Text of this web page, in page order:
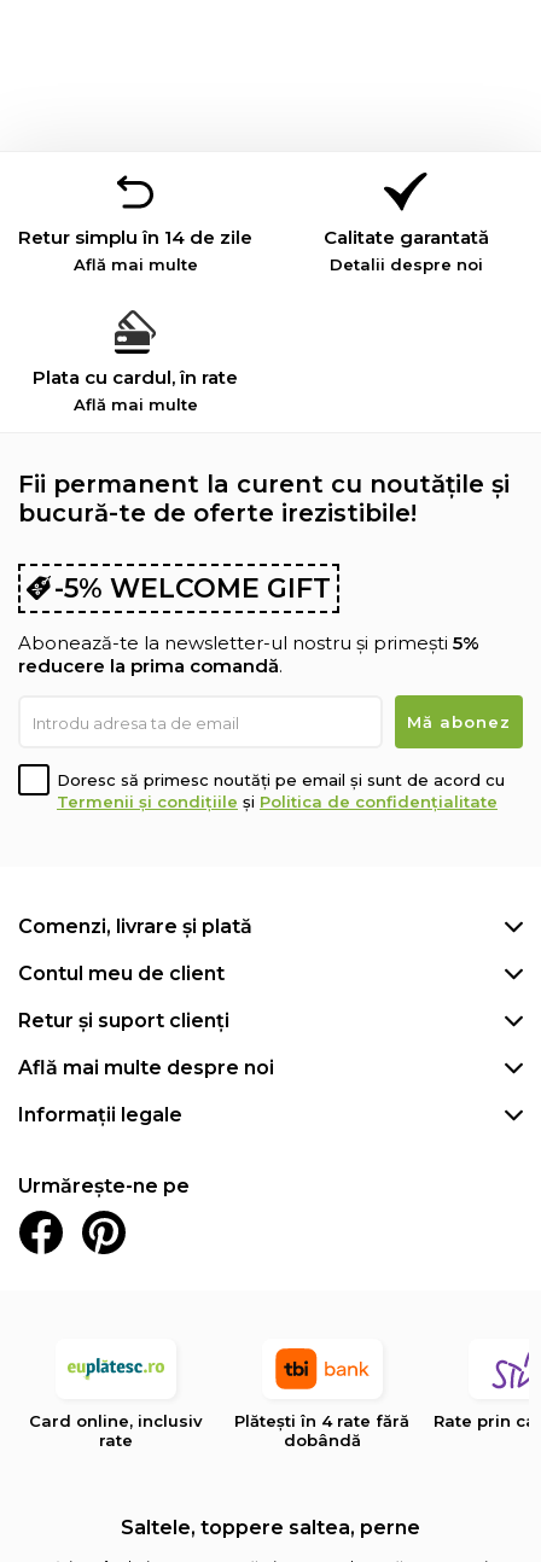
Retur simplu în 14 de zile
Află mai multe
Calitate garantată
Detalii despre noi
Plata cu cardul, în rate
Află mai multe
Fii permanent la curent cu noutățile și
bucură-te de oferte irezistibile!
-5% WELCOME GIFT
Abonează-te la newsletter-ul nostru și primești 5%
reducere la prima comandă.
Doresc să primesc noutăți pe email și sunt de acord cu
Termenii și condițiile și Politica de confidențialitate
Comenzi, livrare și plată
Contul meu de client
Retur și suport clienți
Află mai multe despre noi
Informații legale
Urmărește-ne pe
Card online, inclusiv
rate
Plătești în 4 rate fără
dobândă
Rate prin
Saltele, toppere saltea, perne